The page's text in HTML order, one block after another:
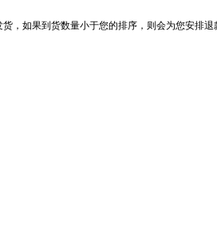
，如果到货数量小于您的排序，则会为您安排退